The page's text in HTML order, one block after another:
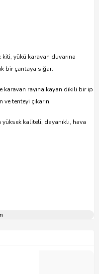
yükü karavan duvarına
bir çantaya sığar.
karavan rayına kayan dikili bir ip
ve tenteyi çıkarın.
yüksek kaliteli, dayanıklı, hava